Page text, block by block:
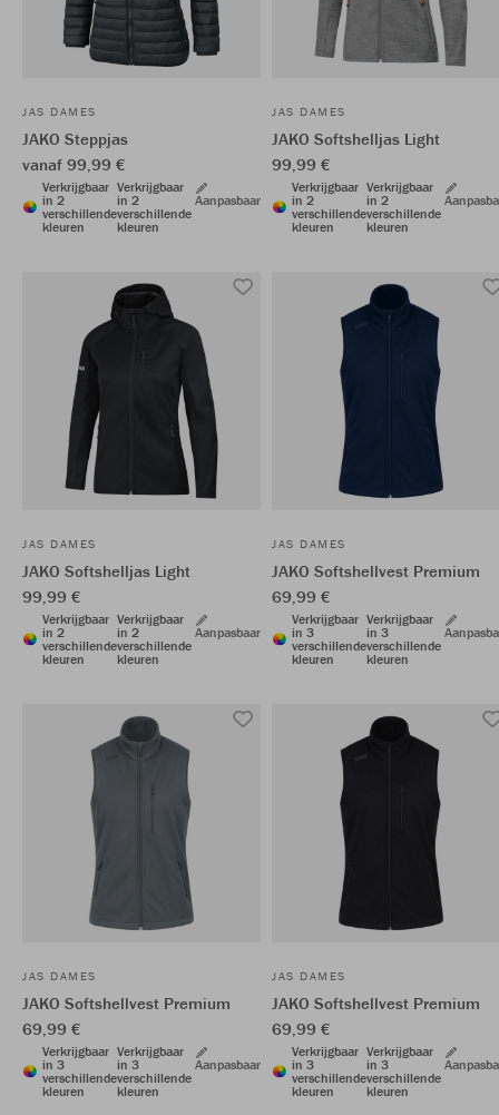
JAS DAMES
JAKO Steppjas
vanaf 99,99 €
Verkrijgbaar
in 2
verschillende
kleuren
Verkrijgbaar
in 2
verschillende
kleuren
Aanpasbaar
JAS DAMES
JAKO Softshelljas Light
99,99 €
Verkrijgbaar
in 2
verschillende
kleuren
Verkrijgbaar
in 2
verschillende
kleuren
JAS DAMES
JAKO Softshelljas Light
99,99 €
Verkrijgbaar
in 2
verschillende
kleuren
Verkrijgbaar
in 2
verschillende
kleuren
Aanpasbaar
JAS DAMES
JAKO Softshellvest Premium
69,99 €
Verkrijgbaar
in 3
verschillende
kleuren
Verkrijgbaar
in 3
verschillende
kleuren
JAS DAMES
JAKO Softshellvest Premium
69,99 €
Verkrijgbaar
in 3
verschillende
kleuren
Verkrijgbaar
in 3
verschillende
kleuren
Aanpasbaar
JAS DAMES
JAKO Softshellvest Premium
69,99 €
Verkrijgbaar
in 3
verschillende
kleuren
Verkrijgbaar
in 3
verschillende
kleuren